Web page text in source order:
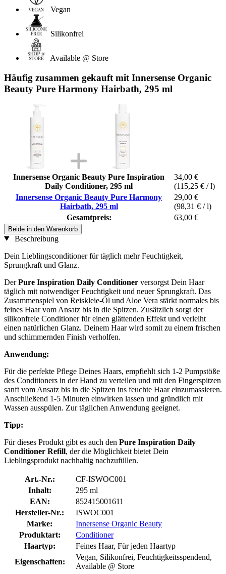
Vegan
Silikonfrei
Available @ Store
Häufig zusammen gekauft mit Innersense Organic
Beauty Pure Harmony Hairbath, 295 ml
Innersense Organic Beauty Pure Inspiration
Daily Conditioner, 295 ml
34,00 €
(115,25 € / l)
Innersense Organic Beauty Pure Harmony
Hairbath, 295 ml
29,00 €
(98,31 € / l)
Gesamtpreis:
63,00 €
Beide in den Warenkorb
Beschreibung
Dein Lieblingsconditioner für täglich mehr Feuchtigkeit,
Sprungkraft und Glanz.
DerPure Inspiration Daily Conditioner versorgst Dein Haar
täglich mit notwendiger Feuchtigkeit und neuer Sprungkraft. Das
Zusammenspiel von Reiskleie-Öl und Aloe Vera stärkt normales bis
feines Haar vom Ansatz bis in die Spitzen. Zusätzlich sorgt der
silikonfreie Conditioner für einen glättenden Effekt und verleiht
einen natürlichen Glanz. Deinem Haar wird somit zu einem frischen
und schimmernden Finish verholfen.
Anwendung:
Für die perfekte Pflege Deines Haars, empfiehlt sich 1-2 Pumpstöße
des Conditioners in der Hand zu verteilen und mit den Fingerspitzen
sanft vom Ansatz bis in die Spitzen ins feuchte Haar einzumassieren.
Anschließend 1-5 Minuten einwirken lassen und gründlich mit
Wassen ausspülen. Zur täglichen Anwendung geeignet.
Tipp:
Für dieses Produkt gibt es auch den Pure Inspiration Daily
Conditioner Refill, der die Möglichkeit bietet Dein
Lieblingsprodukt nachhaltig nachzufüllen.
Art.-Nr.:
CF-ISWOC001
Inhalt:
295 ml
EAN:
852415001611
Hersteller-Nr.:
ISWOC001
Marke:
Innersense Organic Beauty
Produktart:
Conditioner
Haartyp:
Feines Haar, Für jeden Haartyp
Eigenschaften:
Vegan, Silikonfrei, Feuchtigkeitsspendend,
Available @ Store